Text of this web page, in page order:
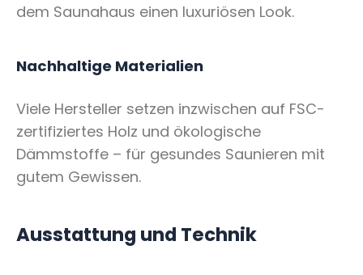
dem Saunahaus einen luxuriösen Look.
Nachhaltige Materialien
Viele Hersteller setzen inzwischen auf FSC-
zertifiziertes Holz und ökologische
Dämmstoffe – für gesundes Saunieren mit
gutem Gewissen.
Ausstattung und Technik